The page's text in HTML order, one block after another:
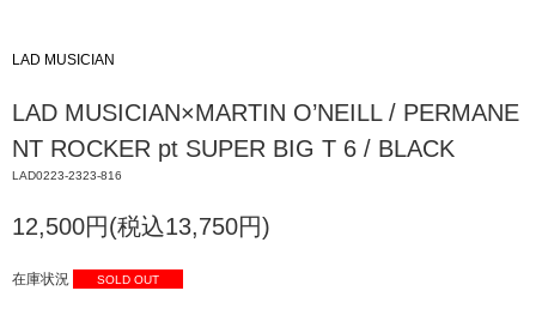
LAD MUSICIAN
LAD MUSICIAN×MARTIN O’NEILL / PERMANE
NT ROCKER pt SUPER BIG T 6 / BLACK
LAD0223-2323-816
12,500円(税込13,750円)
在庫状況 SOLD OUT